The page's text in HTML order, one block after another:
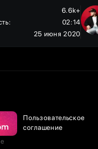
6.6k+
:
02:14
25 июня 2020
Пользовательское
соглашение